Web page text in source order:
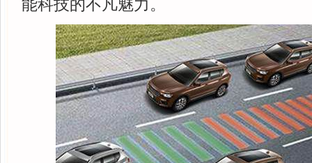
能科技的不凡魅力。